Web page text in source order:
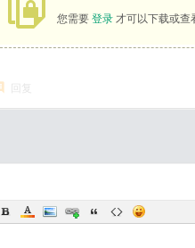
您需要 登录 才可以下载或查
回复